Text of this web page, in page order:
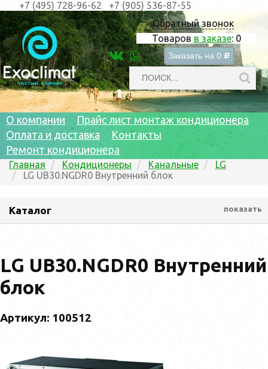
Обратный звонок
Товаров в заказе: 0
Заказать на 0 c
+7 (495) 728-96-62 +7 (905) 536-87-55
О компании
Прайс лист монтаж кондиционера
Оплата и доставка
Контакты
Ремонт кондиционера
Главная Кондиционеры Канальные
LG
LG UB30.NGDR0 Внутренний блок
Каталог показать
LG UB30.NGDR0 Внутренний
блок
Артикул: 100512